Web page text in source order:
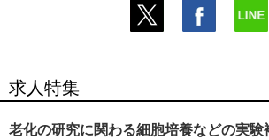
求人特集
老化の研究に関わる細胞培養などの実験